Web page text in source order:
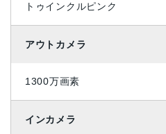
トゥインクルピンク
アウトカメラ
1300万画素
インカメラ